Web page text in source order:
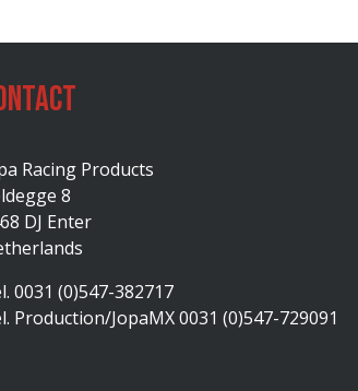
Racing Products
8
DJ Enter
0031 (0)547-382717
Production/JopaMX 0031 (0)547-729091